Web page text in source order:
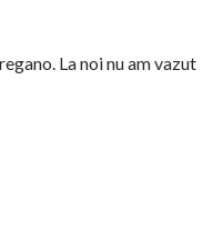
La noi nu am vazut